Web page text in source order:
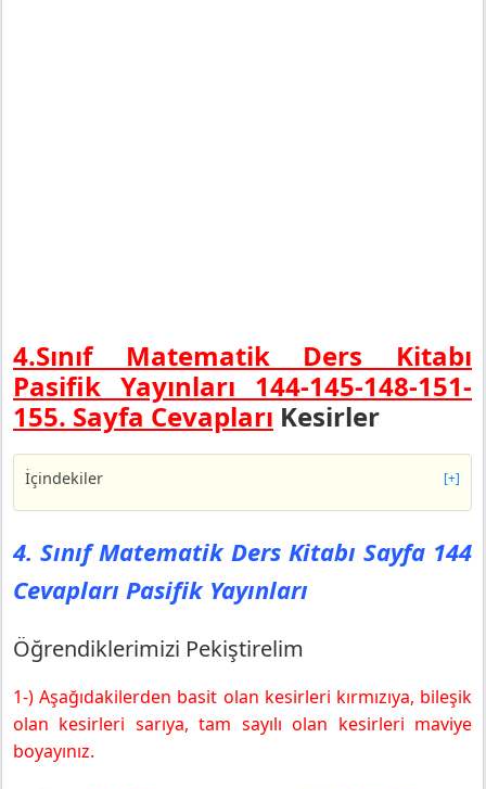
4.Sınıf Matematik Ders Kitabı
Pasifik Yayınları 144-145-148-151-
155. Sayfa Cevapları Kesirler
İçindekiler [+]
4. Sınıf Matematik Ders Kitabı Sayfa 144 Cevapları
Pasifik Yayınları
Öğrendiklerimizi Pekiştirelim
4. Sınıf Matematik Ders Kitabı Sayfa 145 Cevapları
4. Sınıf Matematik Ders Kitabı Sayfa 148 Cevapları
Öğrendiklerimizi Pekiştirelim
4. Sınıf Matematik Ders Kitabı Sayfa 151 Cevapları
Pasifik Yayınları
4. Sınıf Matematik Ders Kitabı Sayfa 144
Cevapları Pasifik Yayınları
Öğrendiklerimizi Pekiştirelim
1-) Aşağıdakilerden basit olan kesirleri kırmızıya, bileşik
olan kesirleri sarıya, tam sayılı olan kesirleri maviye
boyayınız.